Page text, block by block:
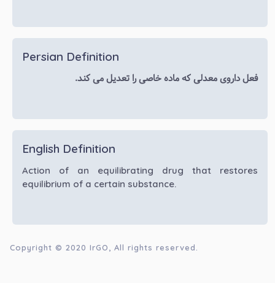
Persian Definition
فعل داروی معدلی که ماده خاصی را تعدیل می کند.
English Definition
Action of an equilibrating drug that restores
equilibrium of a certain substance.
Copyright © 2020 IrGO , All rights reserved.